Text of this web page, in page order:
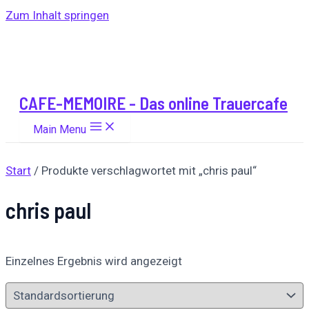
Zum Inhalt springen
CAFE-MEMOIRE - Das online Trauercafe
Main Menu
Start / Produkte verschlagwortet mit „chris paul“
chris paul
Einzelnes Ergebnis wird angezeigt